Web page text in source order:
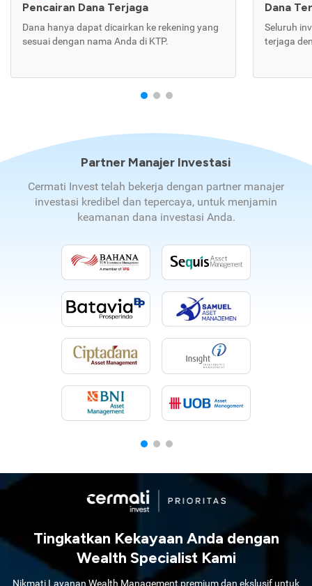
Pencairan Dana Terjaga
Dana hanya dapat dicairkan ke rekening yang
sesuai dengan nama Anda di KTP.
Dana
Seluruh
terjaga
Partner Manajer Investasi
Cermati Invest telah bekerja dengan partner manajer
investasi kredibel dan tepercaya, untuk menjamin
keamanan dana investasi Anda.
Tingkatkan Kekayaan Anda dengan
Wealth Specialist Kami
Nikmati Layanan Wealth Management premium dan ekslusif untuk